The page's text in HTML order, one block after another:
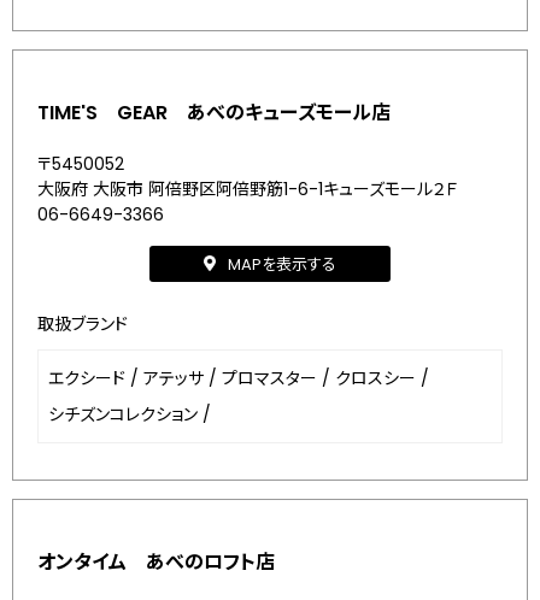
TIME'S GEAR あべのキューズモール店
〒5450052
大阪府 大阪市 阿倍野区阿倍野筋1-6-1キューズモール２Ｆ
06-6649-3366
MAPを表示する
取扱ブランド
エクシード / アテッサ / プロマスター / クロスシー /
シチズンコレクション /
オンタイム あべのロフト店